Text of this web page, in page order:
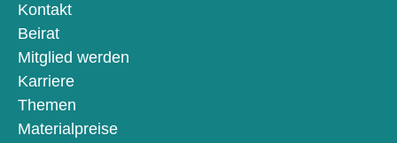
Kontakt
Beirat
Mitglied werden
Karriere
Themen
Materialpreise